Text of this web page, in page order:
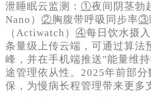
泄睡眠云监测： ①夜间阴茎勃
Nano） ②胸腹带呼吸同步率③
（Actiwatch） ④每日饮水摄
条量级上传云端，可通过算法
峰，并在手机端推送"能量维
途管理依从性。2025年前部
保，为慢病长程管理带来更多